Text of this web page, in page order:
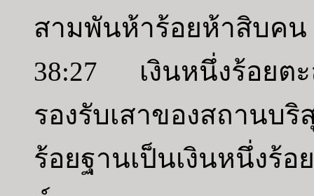
สามพันห้าร้อยห้าสิบคน
38:27 เงินหนึ่งร้อย
รองรับเสาของสถาน
ร้อยฐานเป็นเงินหนึ่งร้